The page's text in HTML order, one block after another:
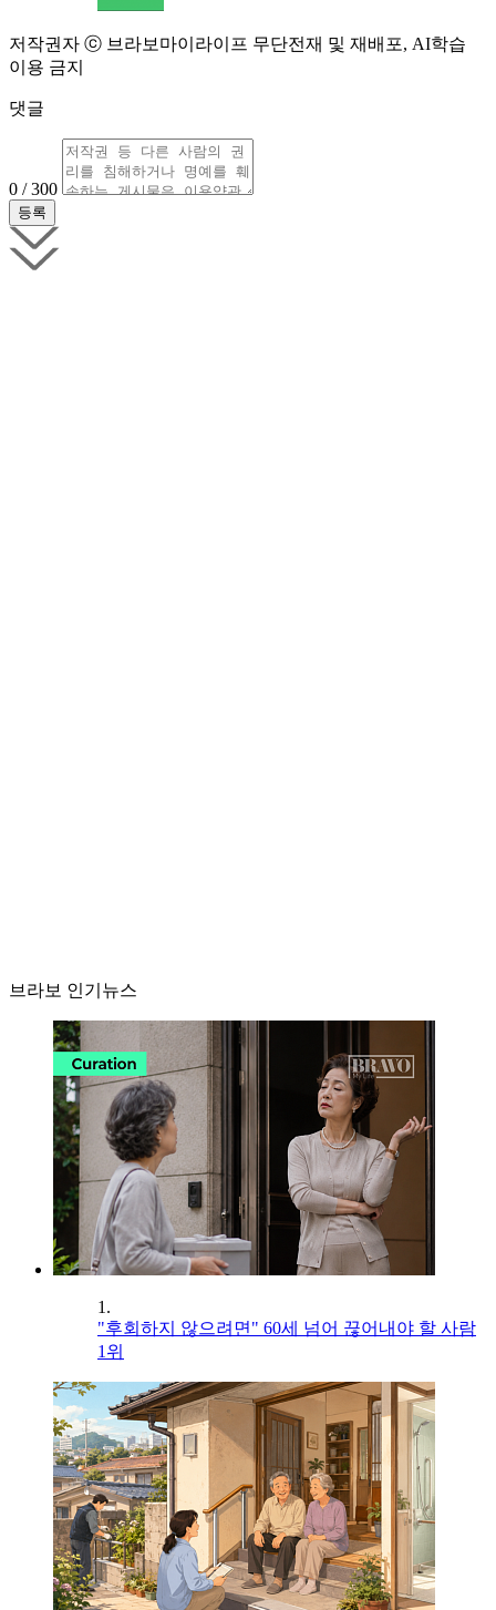
저작권자 ⓒ 브라보마이라이프 무단전재 및 재배포, AI학습
이용 금지
댓글
0 / 300
브라보 인기뉴스
1.
"후회하지 않으려면" 60세 넘어 끊어내야 할 사람
1위